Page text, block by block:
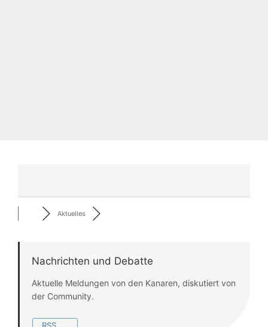
Aktuelles
Nachrichten und Debatte
Aktuelle Meldungen von den Kanaren, diskutiert von
der Community.
RSS